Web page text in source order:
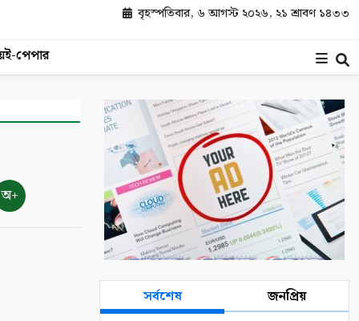
বৃহস্পতিবার, ৬ আগস্ট ২০২৬, ২১ শ্রাবণ ১৪৩৩
ই-পেপার
অ+
সর্বশেষ জনপ্রিয়